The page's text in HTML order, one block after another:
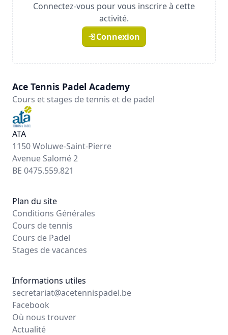
Connectez-vous pour vous inscrire à cette
activité.
Connexion
Ace Tennis Padel Academy
Cours et stages de tennis et de padel
ATA
1150 Woluwe-Saint-Pierre
Avenue Salomé 2
BE 0475.559.821
Plan du site
Conditions Générales
Cours de tennis
Cours de Padel
Stages de vacances
Informations utiles
secretariat@acetennispadel.be
Facebook
Où nous trouver
Actualité